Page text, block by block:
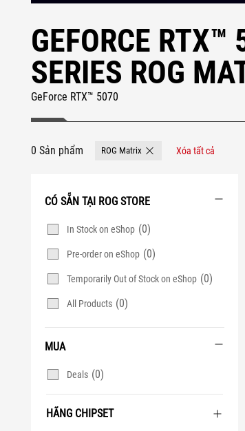
GEFORCE
SERIES ROG
GeForce RTX™ 5070
0 Sản phẩm ROG Matrix Remove ROG Matrix
Xóa tất cả
CÓ SẴN TẠI ROG STORE
In Stock on eShop (0)
Pre-order on eShop (0)
Temporarily Out of Stock on eShop (0)
All Products (0)
MUA
Deals (0)
HÃNG CHIPSET